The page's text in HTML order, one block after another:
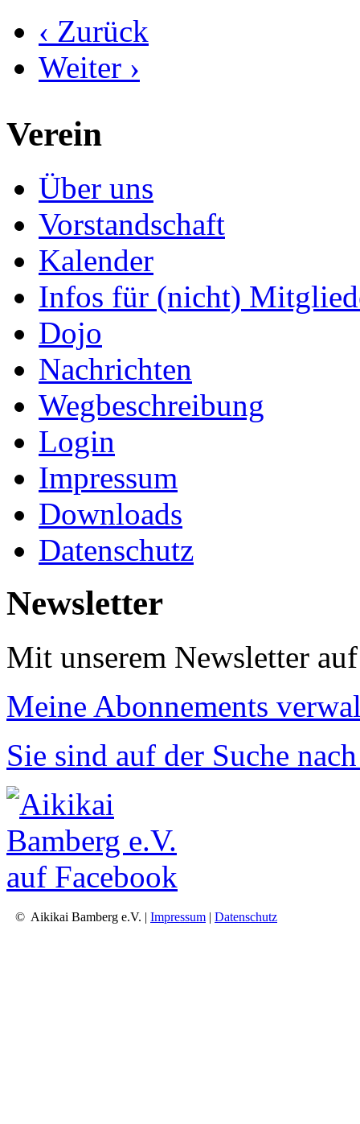
‹ Zurück
Weiter ›
Verein
Über uns
Vorstandschaft
Kalender
Infos für (nicht)
Dojo
Nachrichten
Wegbeschreibung
Login
Impressum
Downloads
Datenschutz
Newsletter
Mit unserem Newsletter
Meine Abonnements
Sie sind auf der Suche
© Aikikai Bamberg e.V. | Impressum | Datenschutz